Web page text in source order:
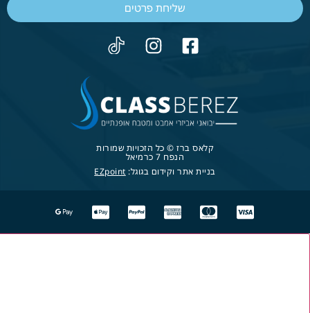
שליחת פרטים
קלאס ברז © כל הזכויות שמורות
הנפח 7 כרמיאל
בניית אתר וקידום בגוגל: EZpoint